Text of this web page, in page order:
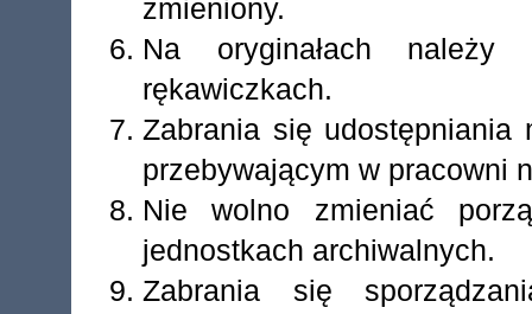
zmieniony.
Na oryginałach należy
rękawiczkach.
Zabrania się udostępniania
przebywającym w pracowni
Nie wolno zmieniać
jednostkach archiwalnych.
Zabrania się